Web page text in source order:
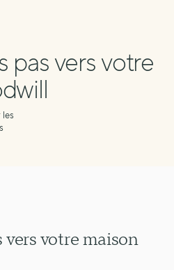
pasversvotre
vers votre maison